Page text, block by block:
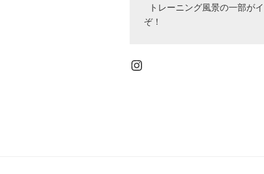
ぞ！
Instagram